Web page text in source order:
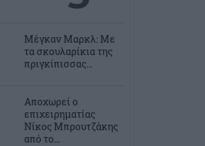
Μέγκαν Μαρκλ: Με
τα σκουλαρίκια της
πριγκίπισσας...
Αποχωρεί ο
επιχειρηματίας
Νίκος Μπρουτζάκης
από το...